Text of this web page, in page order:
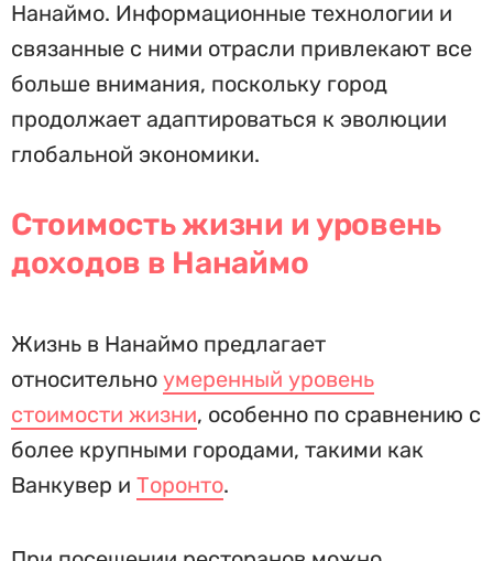
Нанаймо. Информационные технологии и
связанные с ними отрасли привлекают все
больше внимания, поскольку город
продолжает адаптироваться к эволюции
глобальной экономики.
Стоимость жизни и уровень
доходов в Нанаймо
Жизнь в Нанаймо предлагает
относительно умеренный уровень
стоимости жизни, особенно по сравнению с
более крупными городами, такими как
Ванкувер и Торонто.